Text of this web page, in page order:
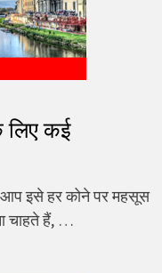
लिए कई
आप इसे हर कोने पर महसूस
चाहते हैं, …